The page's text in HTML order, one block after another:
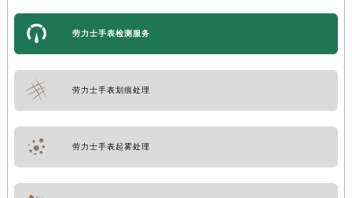
劳力士手表检测服务
劳力士手表划痕处理
劳力士手表起雾处理